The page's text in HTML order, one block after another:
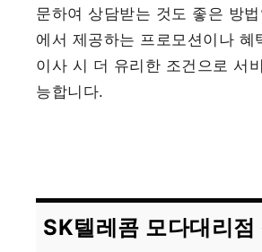
문하여 상담받는 것도 좋은 방
에서 제공하는 프로모션이나 혜
이사 시 더 유리한 조건으로 서
능합니다.
SK텔레콤 모다대리점